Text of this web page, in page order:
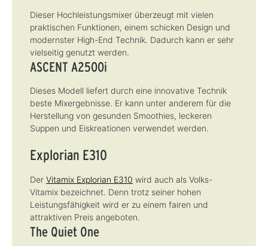
Dieser Hochleistungsmixer überzeugt mit vielen
praktischen Funktionen, einem schicken Design und
modernster High-End Technik. Dadurch kann er sehr
vielseitig genutzt werden.
ASCENT A2500i
Dieses Modell liefert durch eine innovative Technik
beste Mixergebnisse. Er kann unter anderem für die
Herstellung von gesunden Smoothies, leckeren
Suppen und Eiskreationen verwendet werden.
Explorian E310
Der Vitamix Explorian E310 wird auch als Volks-
Vitamix bezeichnet. Denn trotz seiner hohen
Leistungsfähigkeit wird er zu einem fairen und
attraktiven Preis angeboten.
The Quiet One